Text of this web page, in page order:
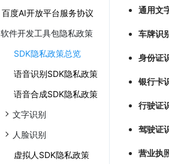
百度AI开放平台服务协议
软件开发工具包隐私政策
SDK隐私政策总览
语音识别SDK隐私政策
语音合成SDK隐私政策
文字识别
人脸识别
虚拟人SDK隐私政策
通用文
车牌识
身份证
银行卡
行驶证
驾驶证
营业执